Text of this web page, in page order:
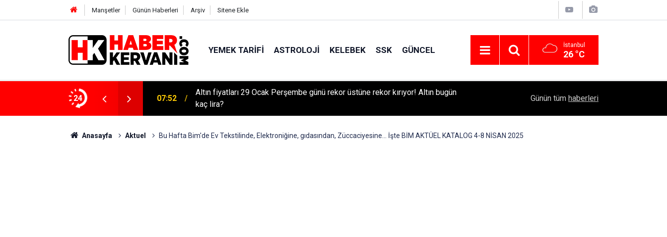
Manşetler Günün Haberleri Arşiv Sitene Ekle
YEMEK TARIFI ASTROLOJI KELEBEK SSK GÜNCEL İstanbul
26 °C
24
İnci Taneleri ne zaman başlayacak? 07:52
Altın fiyatları 29 Ocak Perşembe günü rekor üstüne rekor kırıyor! Altın bugün
kaç lira?
Şeyma Subaşı’yla partilere katıldı mı?
Günün tüm haberleri
Anasayfa Aktuel Bu Hafta Bim'de Ev Tekstilinde, Elektroniğine, gıdasından, Züccaciyesine… İşte BİM AKTÜEL KATALOG 4-8 NİSAN 2025